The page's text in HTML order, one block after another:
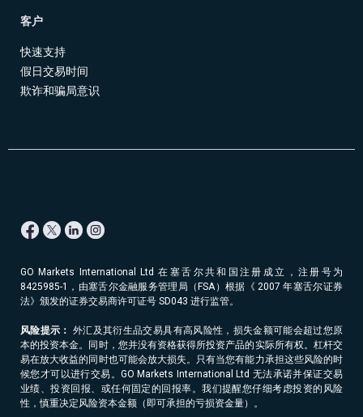
客户
快速支持
假日交易时间
欺诈和骗局意识
GO Markets International Ltd 在塞舌尔共和国注册成立，注册号为
8425985-1，由塞舌尔金融服务管理局（FSA）根据《 2007 年塞舌尔证券
法》颁发的证券交易商许可证号 SD043 进行监管。
风险提示： 外汇及其衍生品交易具有高风险性，损失金额可能会超过您原
本的投资本金。同时，您并没有资格获得所投资产品的实际所有权。杠杆交
易在放大收益的同时也可能会放大损失。只有当您有能力承担这些风险的时
候您才可以进行交易。GO Markets International Ltd 无法承诺并保证交易
业绩、投资回报、或任何固定的回报率。我们提醒您仔细考虑投资的风险
性，慎重决定风险资本金额（即可承担的亏损资金量）。